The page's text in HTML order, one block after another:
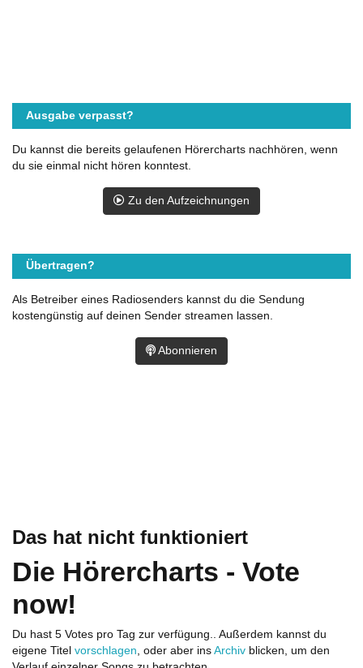
Das hat nicht funktioniert
Die Hörercharts - Vote
now!
Du hast 5 Votes pro Tag zur verfügung.. Außerdem kannst du
eigene Titel vorschlagen, oder aber ins Archiv blicken, um den
Ausgabe verpasst?
Du kannst die bereits gelaufenen Hörercharts nachhören, wenn
du sie einmal nicht hören konntest.
Zu den Aufzeichnungen
Übertragen?
Als Betreiber eines Radiosenders kannst du die Sendung
kostengünstig auf deinen Sender streamen lassen.
Abonnieren